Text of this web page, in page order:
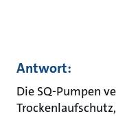
Antwort:
Die SQ-Pumpen